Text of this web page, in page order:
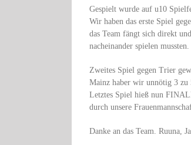
Gespielt wurde auf u10
Wir haben das erste Spiel
das Team fängt sich direkt
nacheinander spielen mussten.
Zweites Spiel gegen Trier
Mainz haber wir unnötig 3 zu
Letztes Spiel hieß nun
durch unsere
Danke an das Team. Ruuna,